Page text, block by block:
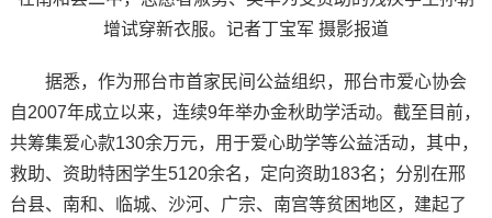
增试穿新衣服。记者丁宝军 摄影报道
据悉，作为邢台市首家民间公益组织，邢台市爱心协会
自2007年成立以来，连续9年举办金秋助学活动。截至目前，
共筹集爱心款130余万元，用于爱心助学等公益活动，其中，
救助、资助特困学生5120余名，定向资助183名；分别在邢
台县、南和、临城、沙河、广宗、南宫等贫困地区，建起了